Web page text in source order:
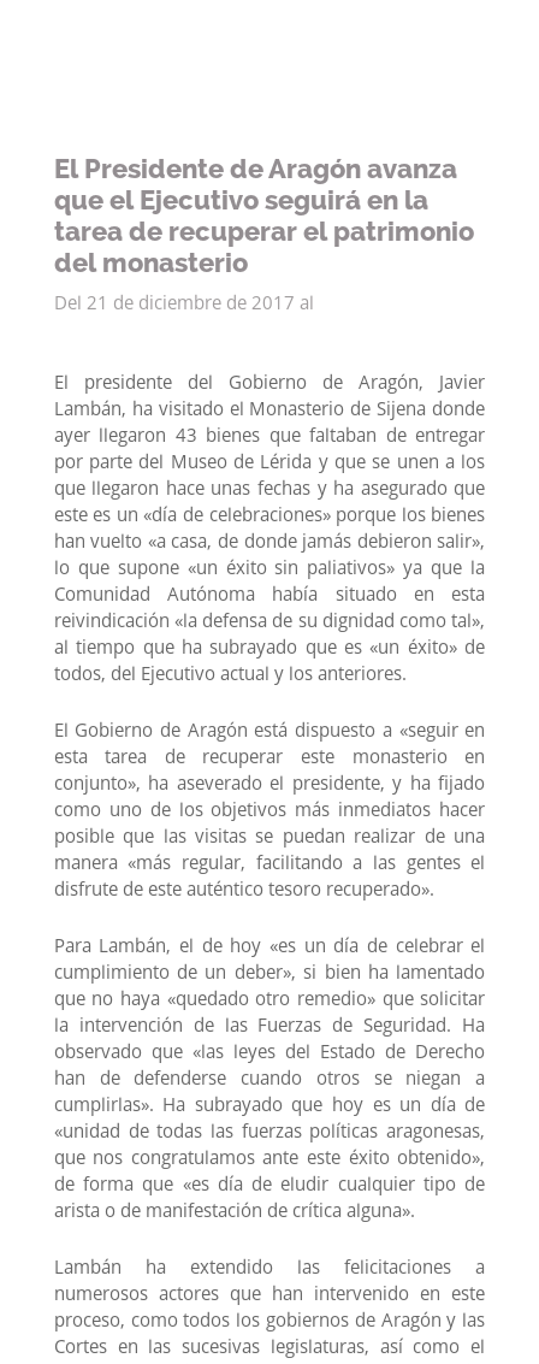
El Presidente de Aragón avanza
que el Ejecutivo seguirá en la
tarea de recuperar el patrimonio
del monasterio
Del 21 de diciembre de 2017 al
El presidente del Gobierno de Aragón, Javier
Lambán, ha visitado el Monasterio de Sijena donde
ayer llegaron 43 bienes que faltaban de entregar
por parte del Museo de Lérida y que se unen a los
que llegaron hace unas fechas y ha asegurado que
este es un «día de celebraciones» porque los bienes
han vuelto «a casa, de donde jamás debieron salir»,
lo que supone «un éxito sin paliativos» ya que la
Comunidad Autónoma había situado en esta
reivindicación «la defensa de su dignidad como tal»,
al tiempo que ha subrayado que es «un éxito» de
todos, del Ejecutivo actual y los anteriores.
El Gobierno de Aragón está dispuesto a «seguir en
esta tarea de recuperar este monasterio en
conjunto», ha aseverado el presidente, y ha fijado
como uno de los objetivos más inmediatos hacer
posible que las visitas se puedan realizar de una
manera «más regular, facilitando a las gentes el
disfrute de este auténtico tesoro recuperado».
Para Lambán, el de hoy «es un día de celebrar el
cumplimiento de un deber», si bien ha lamentado
que no haya «quedado otro remedio» que solicitar
la intervención de las Fuerzas de Seguridad. Ha
observado que «las leyes del Estado de Derecho
han de defenderse cuando otros se niegan a
cumplirlas». Ha subrayado que hoy es un día de
«unidad de todas las fuerzas políticas aragonesas,
que nos congratulamos ante este éxito obtenido»,
de forma que «es día de eludir cualquier tipo de
arista o de manifestación de crítica alguna».
Lambán ha extendido las felicitaciones a
numerosos actores que han intervenido en este
proceso, como todos los gobiernos de Aragón y las
Cortes en las sucesivas legislaturas, así como el
Experiencia
Para que
rechaza estas
cookies,
algunas
funcionalidades
desaparecerán
de la web.